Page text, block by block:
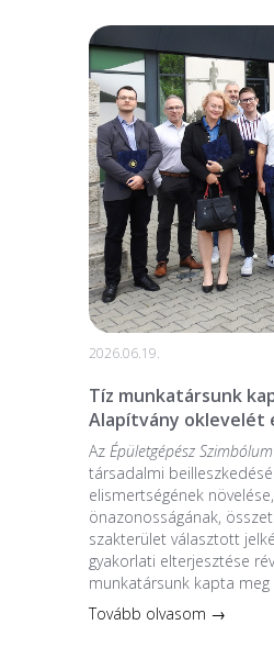
2026.06.19.
Tíz munkatársunk
Alapítvány oklevelét
Az Épületgépész
társadalmi
elismertségének
önazonosságának,
szakterület választott
gyakorlati elterjesztése
munkatársunk kapta
Tovább olvasom →